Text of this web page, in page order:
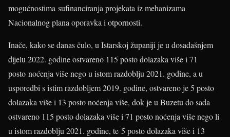
mogućnostima sufinanciranja projekata iz mehanizama
Nacionalnog plana oporavka i otpornosti.
Inače, kako se danas čulo, u Istarskoj županiji je u dosadašnjem
dijelu 2022. godine ostvareno 115 posto dolazaka više i 71
posto noćenja više nego u istom razdoblju 2021. godine, a u
usporedbi s istim razdobljem 2019. godine, ostvareno je 5 posto
dolazaka više i 13 posto noćenja više, dok je u Buzetu do sada
ostvareno 115 posto dolazaka više i 71 posto noćenja više nego li
u istom razdoblju 2021. godine, te 5 posto dolazaka više i 13